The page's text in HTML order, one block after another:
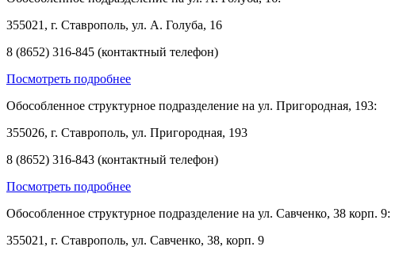
355021, г. Ставрополь, ул. А. Голуба, 16
8 (8652) 316-845 (контактный телефон)
Посмотреть подробнее
Обособленное структурное подразделение на ул. Пригородная, 193:
355026, г. Ставрополь, ул. Пригородная, 193
8 (8652) 316-843 (контактный телефон)
Посмотреть подробнее
Обособленное структурное подразделение на ул. Савченко, 38 корп. 9:
355021, г. Ставрополь, ул. Савченко, 38, корп. 9